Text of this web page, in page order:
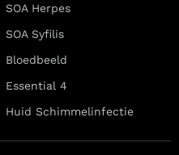
SOA Herpes
SOA Syfilis
Bloedbeeld
Essential 4
Huid Schimmelinfectie